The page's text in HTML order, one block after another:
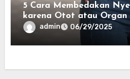
5 Cara Membedakan
karena Otot atau Organ
admin 06/29/2025